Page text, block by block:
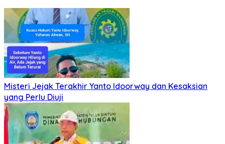
Misteri Jejak Terakhir Yanto Idoorway dan Kesaksian
yang Perlu Diuji